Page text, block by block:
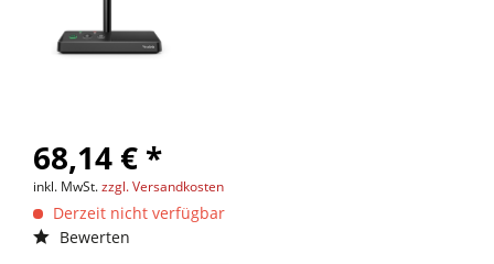
68,14 € *
inkl. MwSt.zzgl. Versandkosten
Derzeit nicht verfügbar
Bewerten